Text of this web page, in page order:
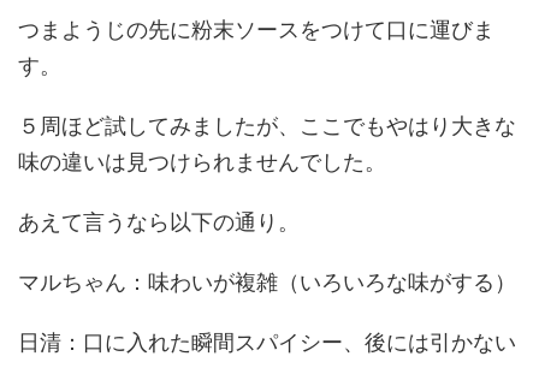
つまようじの先に粉末ソースをつけて口に運びま
す。
５周ほど試してみましたが、ここでもやはり大きな
味の違いは見つけられませんでした。
あえて言うなら以下の通り。
マルちゃん：味わいが複雑（いろいろな味がする）
日清：口に入れた瞬間スパイシー、後には引かない